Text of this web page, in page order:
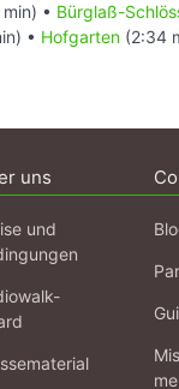
• Bürglaß-
• Hofgarten (2:34
uns
und